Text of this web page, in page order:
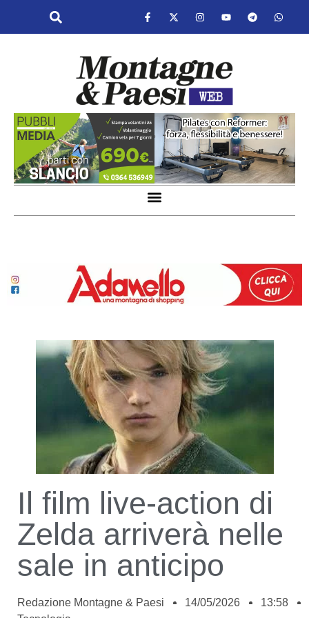
Il film live-action di
Zelda arriverà nelle
sale in anticipo
Redazione Montagne & Paesi 14/05/2026
13:58